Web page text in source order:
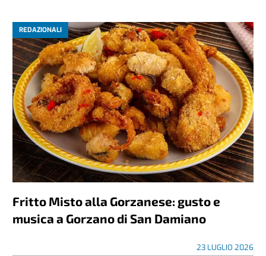
REDAZIONALI
Fritto Misto alla Gorzanese: gusto e
musica a Gorzano di San Damiano
23 LUGLIO 2026